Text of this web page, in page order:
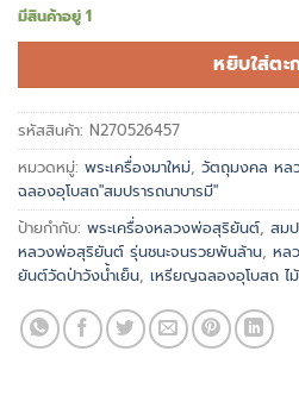
มีสินค้าอยู่ 1
หยิบใส่ตะ
รหัสสินค้า: N270526457
หมวดหมู่: พระเครื่องมาใหม่, วัตถุมงคล ห
ฉลองอุโบสถ"สมปรารถนาบารมี"
ป้ายกำกับ: พระเครื่องหลวงพ่อสุริยันต์, สม
หลวงพ่อสุริยันต์ รุ่นชนะจนรวยพันล้าน, หล
ยันต์วัดป่าวังน้ำเย็น, เหรียญฉลองอุโบสถ ไ